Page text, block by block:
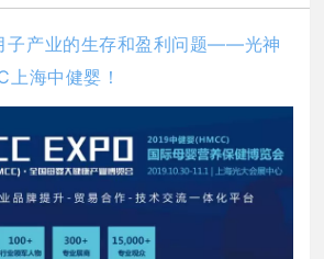
子产业的生存和盈利问题——光神
海中健婴！